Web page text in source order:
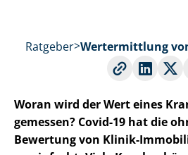
Ratgeber Wertermittlung
Woran wird der Wert eines
gemessen? Covid-19 hat die
Bewertung von Klinik-